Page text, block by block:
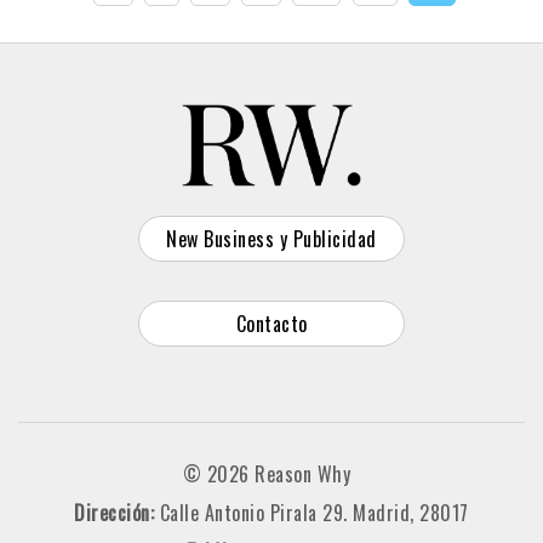
New Business y Publicidad
Contacto
© 2026 Reason Why
Dirección: Calle Antonio Pirala 29. Madrid, 28017